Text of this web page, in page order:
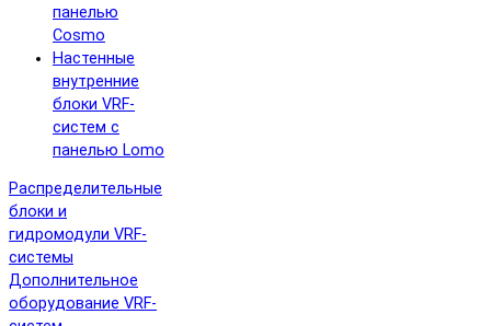
панелью
Cosmo
Настенные
внутренние
блоки VRF-
систем с
панелью Lomo
Распределительные
блоки и
гидромодули VRF-
системы
Дополнительное
оборудование VRF-